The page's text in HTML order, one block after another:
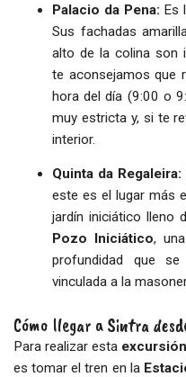
Palacio da Pena: Es
Sus fachadas
alto de la colina son
te aconsejamos que
hora del día (9:00 o
muy estricta y, si te
interior.
Quinta da Regaleira:
este es el lugar más
jardín iniciático lleno
Pozo Iniciático,
profundidad que
vinculada a la
Cómo llegar a Sintra
Para realizar esta
es tomar el tren en la